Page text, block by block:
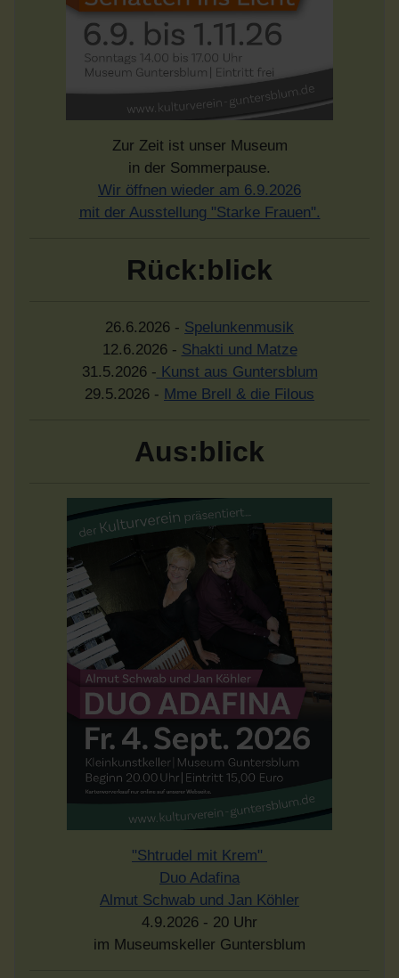
Zur Zeit ist unser Museum
in der Sommerpause.
Wir öffnen wieder am 6.9.2026
mit der Ausstellung "Starke Frauen".
Rück:blick
26.6.2026 - Spelunkenmusik
12.6.2026 - Shakti und Matze
31.5.2026 - Kunst aus Guntersblum
29.5.2026 - Mme Brell & die Filous
Aus:blick
"Shtrudel mit Krem"
Duo Adafina
Almut Schwab und Jan Köhler
4.9.2026 - 20 Uhr
im Museumskeller Guntersblum